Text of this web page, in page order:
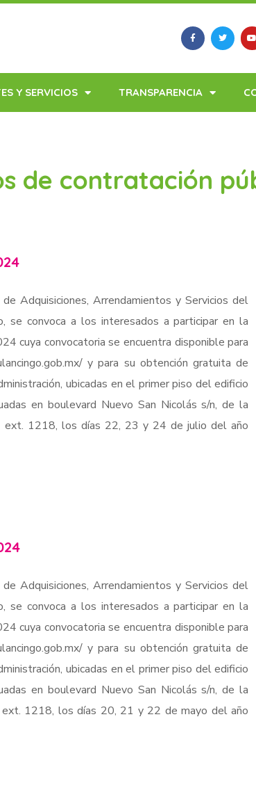
Y SERVICIOS TRANSPARENCIA
de contratación
Adquisiciones, Arrendamientos y Servicios del
convoca a los interesados a participar en la
cuya convocatoria se encuentra disponible para
y para su obtención gratuita de
ubicadas en el primer piso del edificio
en boulevard Nuevo San Nicolás s/n, de la
ext. 1218, los días 22, 23 y 24 de julio del año
Adquisiciones, Arrendamientos y Servicios del
convoca a los interesados a participar en la
cuya convocatoria se encuentra disponible para
y para su obtención gratuita de
ubicadas en el primer piso del edificio
en boulevard Nuevo San Nicolás s/n, de la
1218, los días 20, 21 y 22 de mayo del año